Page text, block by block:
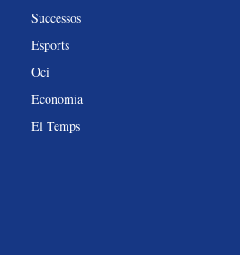
Successos
Esports
Oci
Economia
El Temps